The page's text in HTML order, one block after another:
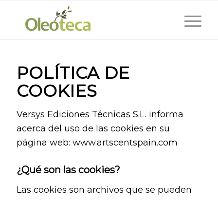
POLÍTICA DE
COOKIES
Versys Ediciones Técnicas S.L. informa
acerca del uso de las cookies en su
página web: www.artscentspain.com
¿Qué son las cookies?
Las cookies son archivos que se pueden